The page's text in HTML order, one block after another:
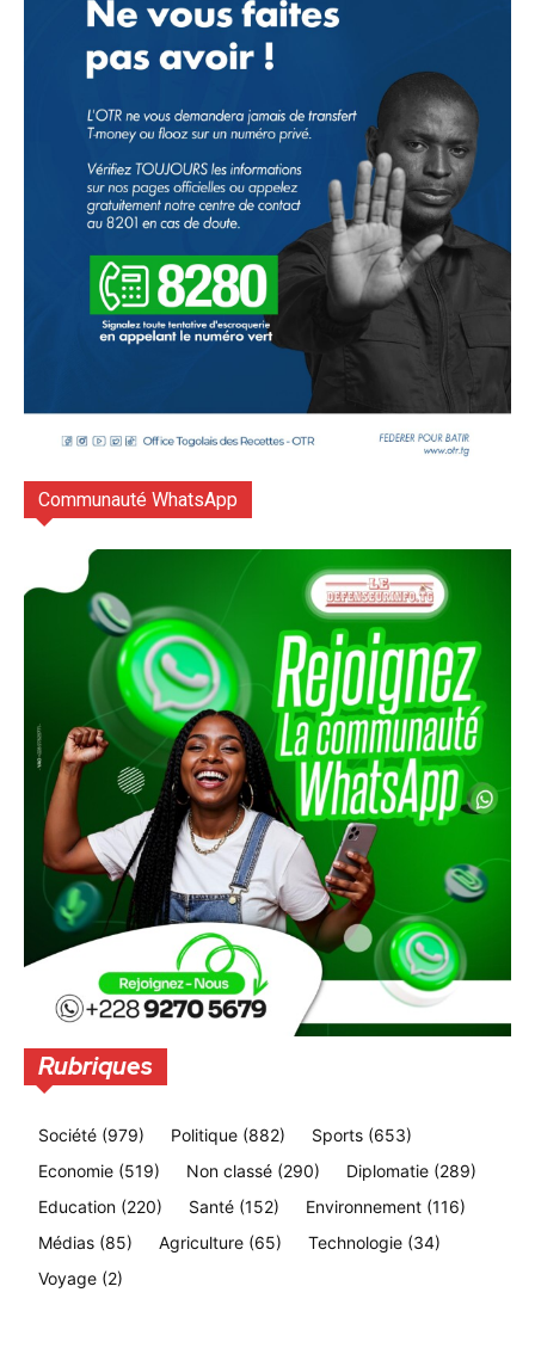
Communauté WhatsApp
Rubriques
Société (979) Politique (882) Sports (653)
Economie (519) Non classé (290) Diplomatie (289)
Education (220) Santé (152) Environnement (116)
Médias (85) Agriculture (65) Technologie (34)
Voyage (2)